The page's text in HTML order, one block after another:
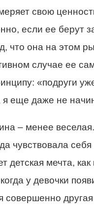
свою
если ее берут
что она на этом
случае ее
«подруги
я еще даже не
– менее
чувствовала
детская мечта,
у девочки
совершенно